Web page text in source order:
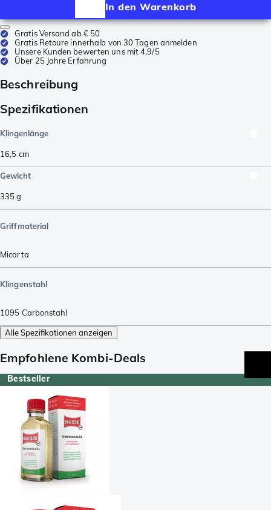
In den Warenkorb
Gratis Versand ab € 50
Gratis Retoure innerhalb von 30 Tagen anmelden
Unsere Kunden bewerten uns mit 4,9/5
Über 25 Jahre Erfahrung
Beschreibung
Spezifikationen
Klingenlänge
16,5 cm
Gewicht
335g
Griffmaterial
Micarta
Klingenstahl
1095 Carbonstahl
Alle Spezifikationen anzeigen
Empfohlene Kombi-Deals
Bestseller